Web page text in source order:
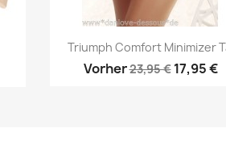
Vorschau
Triumph Comfort Minimizer
Vorher23,95 € 17,95 €